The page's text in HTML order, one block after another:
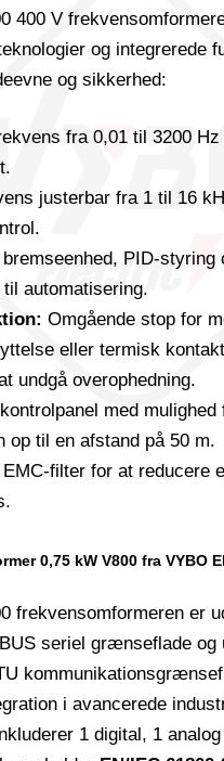
400 V
og integrerede
og sikkerhed:
fra 0,01 til 3200
justerbar fra 1 til 16
bremseenhed, PID-styring
automatisering.
Omgående stop for
eller termisk
undgå overophedning.
med mulighed
op til en afstand på 50 m.
EMC-filter for at reducere
0,75 kW V800 fra VYBO
frekvensomformeren er
seriel grænseflade og
i avancerede
1 digital, 1